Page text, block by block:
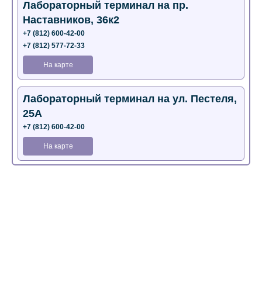
Лабораторный терминал на пр.
Наставников, 36к2
+7 (812) 600-42-00
+7 (812) 577-72-33
На карте
Лабораторный терминал на ул. Пестеля,
25А
+7 (812) 600-42-00
На карте